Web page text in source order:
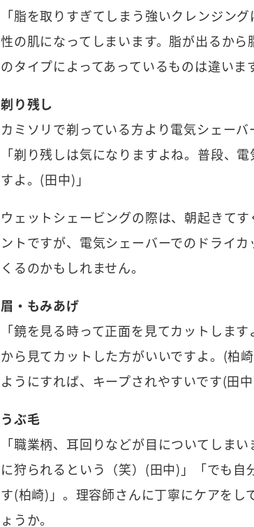
「脂を取りすぎてしまう強いクレンジン
性の肌になってしまいます。脂が出るか
のタイプによってあっているものは違いま
剃り残し
カミソリで剃っている方より電気シェーバ
「剃り残しは気になりますよね。普段、
すよ。(田中)」
ウェットシェービングの際は、朝起きて
ントですが、電気シェーバーでのドライ
くるのかもしれません。
眉・もみあげ
「鏡を見る時って正面を見てカットしま
から見てカットした方がいいですよ。(柏
ようにすれば、キープされやすいです(田中)
うぶ毛
「職業柄、耳回りなどが目についてしま
に狩られるという（笑）(田中)」「でも
す(柏崎)」。理容師さんに丁寧にケアをし
ょうか。